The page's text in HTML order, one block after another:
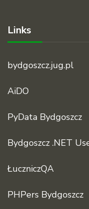
Links
bydgoszcz.jug.pl
AiDO
PyData Bydgoszcz
Bydgoszcz .NET
ŁuczniczQA
PHPers Bydgoszcz